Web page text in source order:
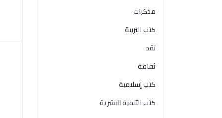
مذكرات
كتب التربية
نقد
ثقافة
كتب إسلامية
كتب التنمية البشرية